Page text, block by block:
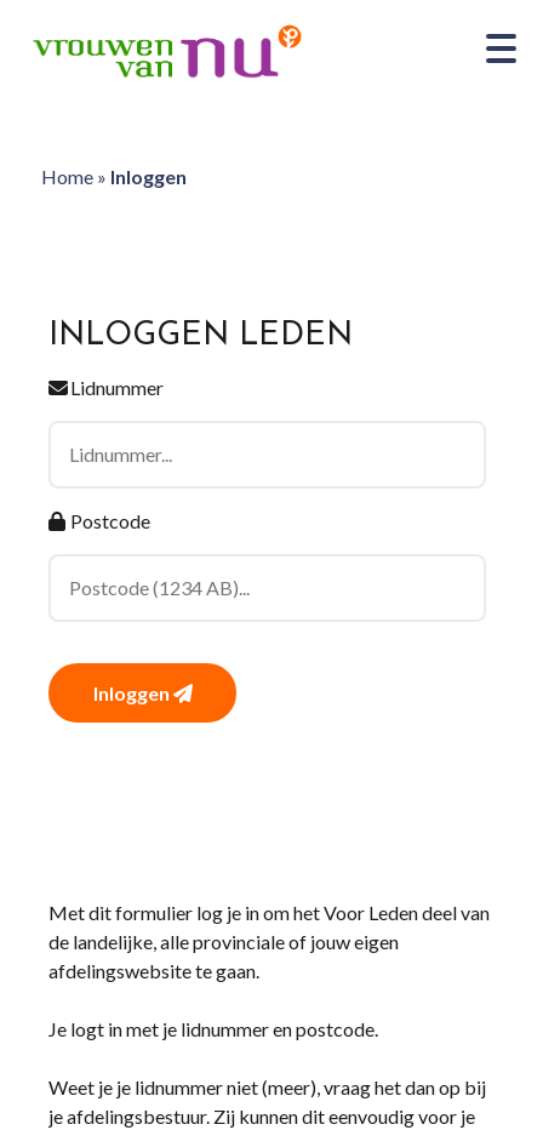
Home» Inloggen
INLOGGEN LEDEN
Lidnummer
Postcode
Inloggen
Met dit formulier log je in om het Voor Leden deel van
de landelijke, alle provinciale of jouw eigen
afdelingswebsite te gaan.
Je logt in met je lidnummer en postcode.
Weet je je lidnummer niet (meer), vraag het dan op bij
je afdelingsbestuur. Zij kunnen dit eenvoudig voor je